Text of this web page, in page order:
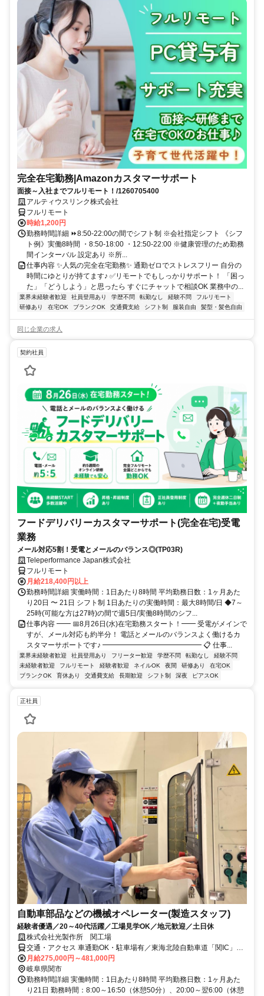
完全在宅勤務|Amazonカスタマーサポート
面接～入社までフルリモート！/1260705400
アルティウスリンク株式会社
フルリモート
時給1,200円
勤務時間詳細 ⏩8:50-22:00の間でシフト制 ※会社指定シフト 《シフ
ト例》実働8時間 ・8:50-18:00 ・12:50-22:00 ※健康管理のため勤務
間インターバル 設定あり ※所...
仕事内容 ✨人気の完全在宅勤務✨ 通勤ゼロでストレスフリー 自分の
時間にゆとりが持てます♪ ✅リモートでもしっかりサポート！ 「困っ
た」「どうしよう」と思ったら すぐにチャットで相談OK 業務中の...
業界未経験者歓迎 社員登用あり 学歴不問 転勤なし 経験不問
フルリモート
研修あり
在宅OK ブランクOK 交通費支給 シフト制 服装自由 髪型・髪色自由
同じ企業の求人
契約社員
フードデリバリーカスタマーサポート(完全在宅)受電
業務
メール対応5割！受電とメールのバランス◎(TP03R)
Teleperformance Japan株式会社
フルリモート
月給218,400円以上
勤務時間詳細 実働時間：1日あたり8時間 平均勤務日数：1ヶ月あた
り20日 〜 21日 シフト制 1日あたりの実働時間：最大8時間/日 ◆7～
25時(可能な方は27時)の間で週5日/実働8時間のシフ...
仕事内容 ━━ 📅8月26日(水)在宅勤務スタート！━━ 受電がメインで
すが、メール対応も約半分！ 電話とメールのバランスよく働けるカ
スタマーサポートです♪ ━━━━━━━━━━━━━━ 📋 仕事...
業界未経験者歓迎 社員登用あり フリーター歓迎 学歴不問 転勤なし
経験不問
未経験者歓迎
フルリモート 経験者歓迎 ネイルOK 夜間 研修あり
在宅OK
ブランクOK
育休あり 交通費支給 長期歓迎 シフト制 深夜 ピアスOK
正社員
自動車部品などの機械オペレーター(製造スタッフ)
経験者優遇／20～40代活躍／工場見学OK／地元歓迎／土日休
株式会社光製作所 関工場
交通・アクセス 車通勤OK・駐車場有／東海北陸自動車道「関IC」よ
り車で10分
月給275,000円～481,000円
岐阜県関市
勤務時間詳細 実働時間：1日あたり8時間 平均勤務日数：1ヶ月あた
り21日 勤務時間：8:00～16:50（休憩50分）、20:00～翌6:00（休憩